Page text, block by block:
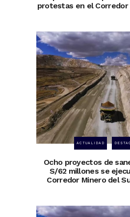
protestas en el Corredor
ACTUALIDAD
Ocho proyectos de
S/62 millones se
Corredor Minero del